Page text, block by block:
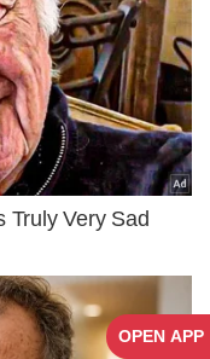
OPEN APP